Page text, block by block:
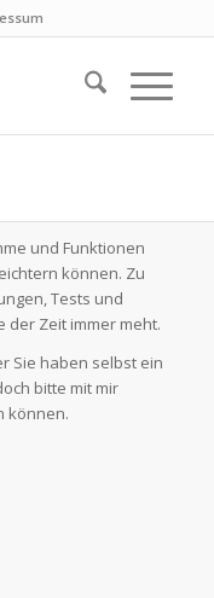
und Funktionen
können. Zu
Tests und
der Zeit immer meht.
Sie haben selbst ein
bitte mit mir
können.